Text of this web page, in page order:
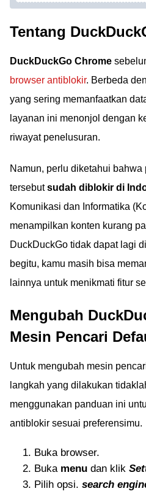
Tentang
DuckDuckGo Chrome
browser antiblokir. Berbeda
yang sering memanfaatkan
layanan ini menonjol dengan
riwayat penelusuran.
Namun, perlu diketahui
tersebutsudah diblokir di
Komunikasi dan Informatika
menampilkan konten kurang
DuckDuckGo tidak dapat lagi
begitu, kamu masih bisa
lainnya untuk menikmati fitur
Mengubah
Mesin Pencari
Untuk mengubah mesin
langkah yang dilakukan
menggunakan panduan ini
antiblokir sesuai preferensimu.
Buka browser.
Buka menu dan klik
Pilih opsi. search